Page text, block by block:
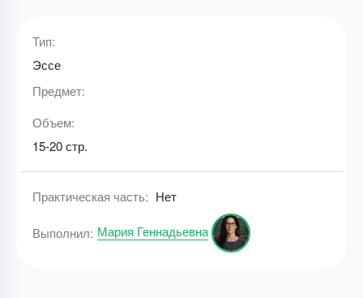
Тип:
Эссе
Предмет:
Объем:
15-20 стр.
Практическая часть: Нет
Выполнил: Мария Геннадьевна